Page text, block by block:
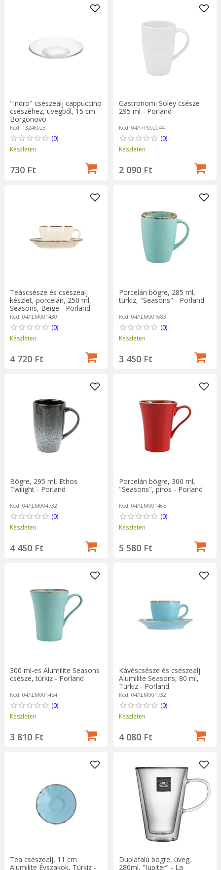
"Indro" csészealj cappuccino
csészéhez, üvegből, 15 cm -
Borgonovo
Kód: 13246023
(0)
Készleten
730 Ft
Gastronomi Soley csésze
295 ml - Porland
Kód: 04A+P002044
(0)
Készleten
2 090 Ft
Teáscsésze és csészealj
készlet, porcelán, 250 ml,
Seasons, Beige - Porland
Kód: 04ALM001430
(0)
Készleten
4 720 Ft
Porcelán bögre, 285 ml,
türkiz, "Seasons" - Porland
Kód: 04ALM001683
(0)
Készleten
3 450 Ft
Bögre, 295 ml, Ethos
Twilight - Porland
Kód: 04ALM004732
(0)
Készleten
4 450 Ft
Porcelán bögre, 300 ml,
"Seasons", piros - Porland
Kód: 04ALM001465
(0)
Készleten
5 580 Ft
300 ml-es Alumilite Seasons
csésze, türkiz - Porland
Kód: 04ALM001454
(0)
Készleten
3 810 Ft
Kávéscsésze és csészealj
Alumilite Seasons, 80 ml,
Türkiz - Porland
Kód: 04ALM001732
(0)
Készleten
4 080 Ft
Tea csészealj, 11 cm
Alumilite Évszakok, Türkiz -
Duplafalú bögre, üveg,
280ml, "Jupiter" - La